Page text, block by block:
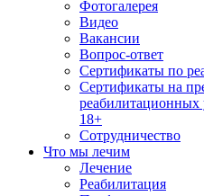
Фотогалерея
Видео
Вакансии
Вопрос-ответ
Сертификаты по
Сертификаты на
реабилитационных
18+
Сотрудничество
Что мы лечим
Лечение
Реабилитация